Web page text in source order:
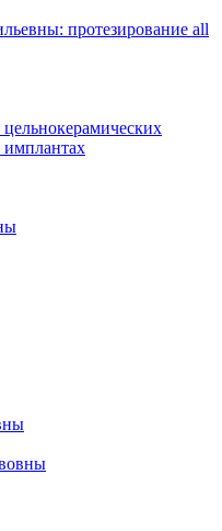
протезирование all
имплантах